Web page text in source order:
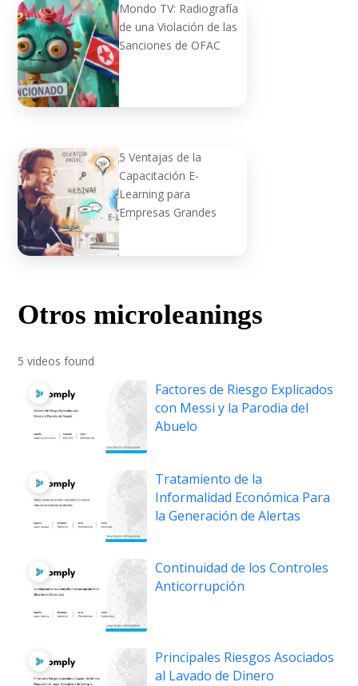
Mondo TV: Radiografía
de una Violación de las
Sanciones de OFAC
5 Ventajas de la
Capacitación E-
Learning para
Empresas Grandes
Otros microleanings
5 videos found
Factores de Riesgo Explicados
con Messi y la Parodia del
Abuelo
Tratamiento de la
Informalidad Económica Para
la Generación de Alertas
Continuidad de los Controles
Anticorrupción
Principales Riesgos Asociados
al Lavado de Dinero